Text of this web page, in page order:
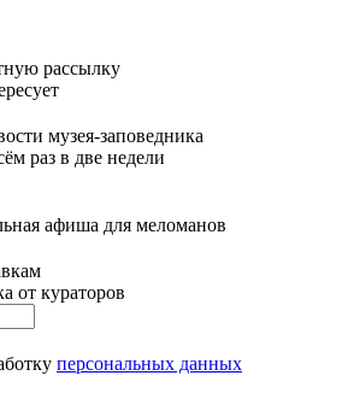
рассылку
музея-заповедника
раз в две недели
афиша для меломанов
от кураторов
персональных данных